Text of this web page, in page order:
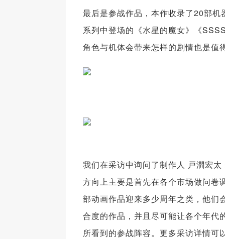
最后是参战作品，本作收录了20部
系列中登场的《水星的魔女》《
角色与机体会带来怎样的剧情也是值
我们在采访中询问了制作人 戸澗宏
方向上主要是首先在各个市场做问卷
部动画作品迎来多少周年之类，他们
合度的作品，并且尽可能让各个年代
所看到的参战阵容。更多采访详情可